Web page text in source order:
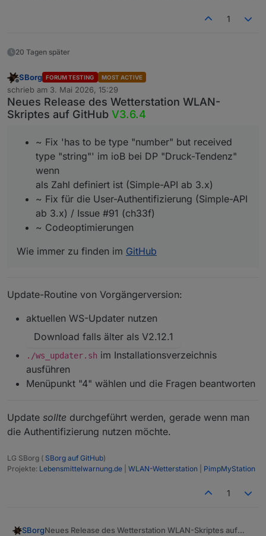
1
20 Tagen später
Offline
SBorg FORUM TESTING MOST ACTIVE
schrieb am 3. Mai 2026, 15:29
zuletzt editiert von
Neues Release des Wetterstation WLAN-
Skriptes auf GitHub V3.6.4
~ Fix 'has to be type "number" but received
type "string"' im ioB bei DP "Druck-Tendenz"
wenn
als Zahl definiert ist (Simple-API ab 3.x)
~ Fix für die User-Authentifizierung (Simple-API
ab 3.x) / Issue #91 (ch33f)
~ Codeoptimierungen
Wie immer zu finden im GitHub
Update-Routine von Vorgängerversion:
aktuellen WS-Updater nutzen
Download falls älter als V2.12.1
./ws_updater.sh im Installationsverzeichnis
ausführen
Menüpunkt "4" wählen und die Fragen beantworten
Update sollte durchgeführt werden, gerade wenn man
die Authentifizierung nutzen möchte.
LG SBorg ( SBorg auf GitHub)
Projekte: Lebensmittelwarnung.de WLAN-Wetterstation PimpMyStation
1
SBorgNeues Release des Wetterstation WLAN-Skriptes auf